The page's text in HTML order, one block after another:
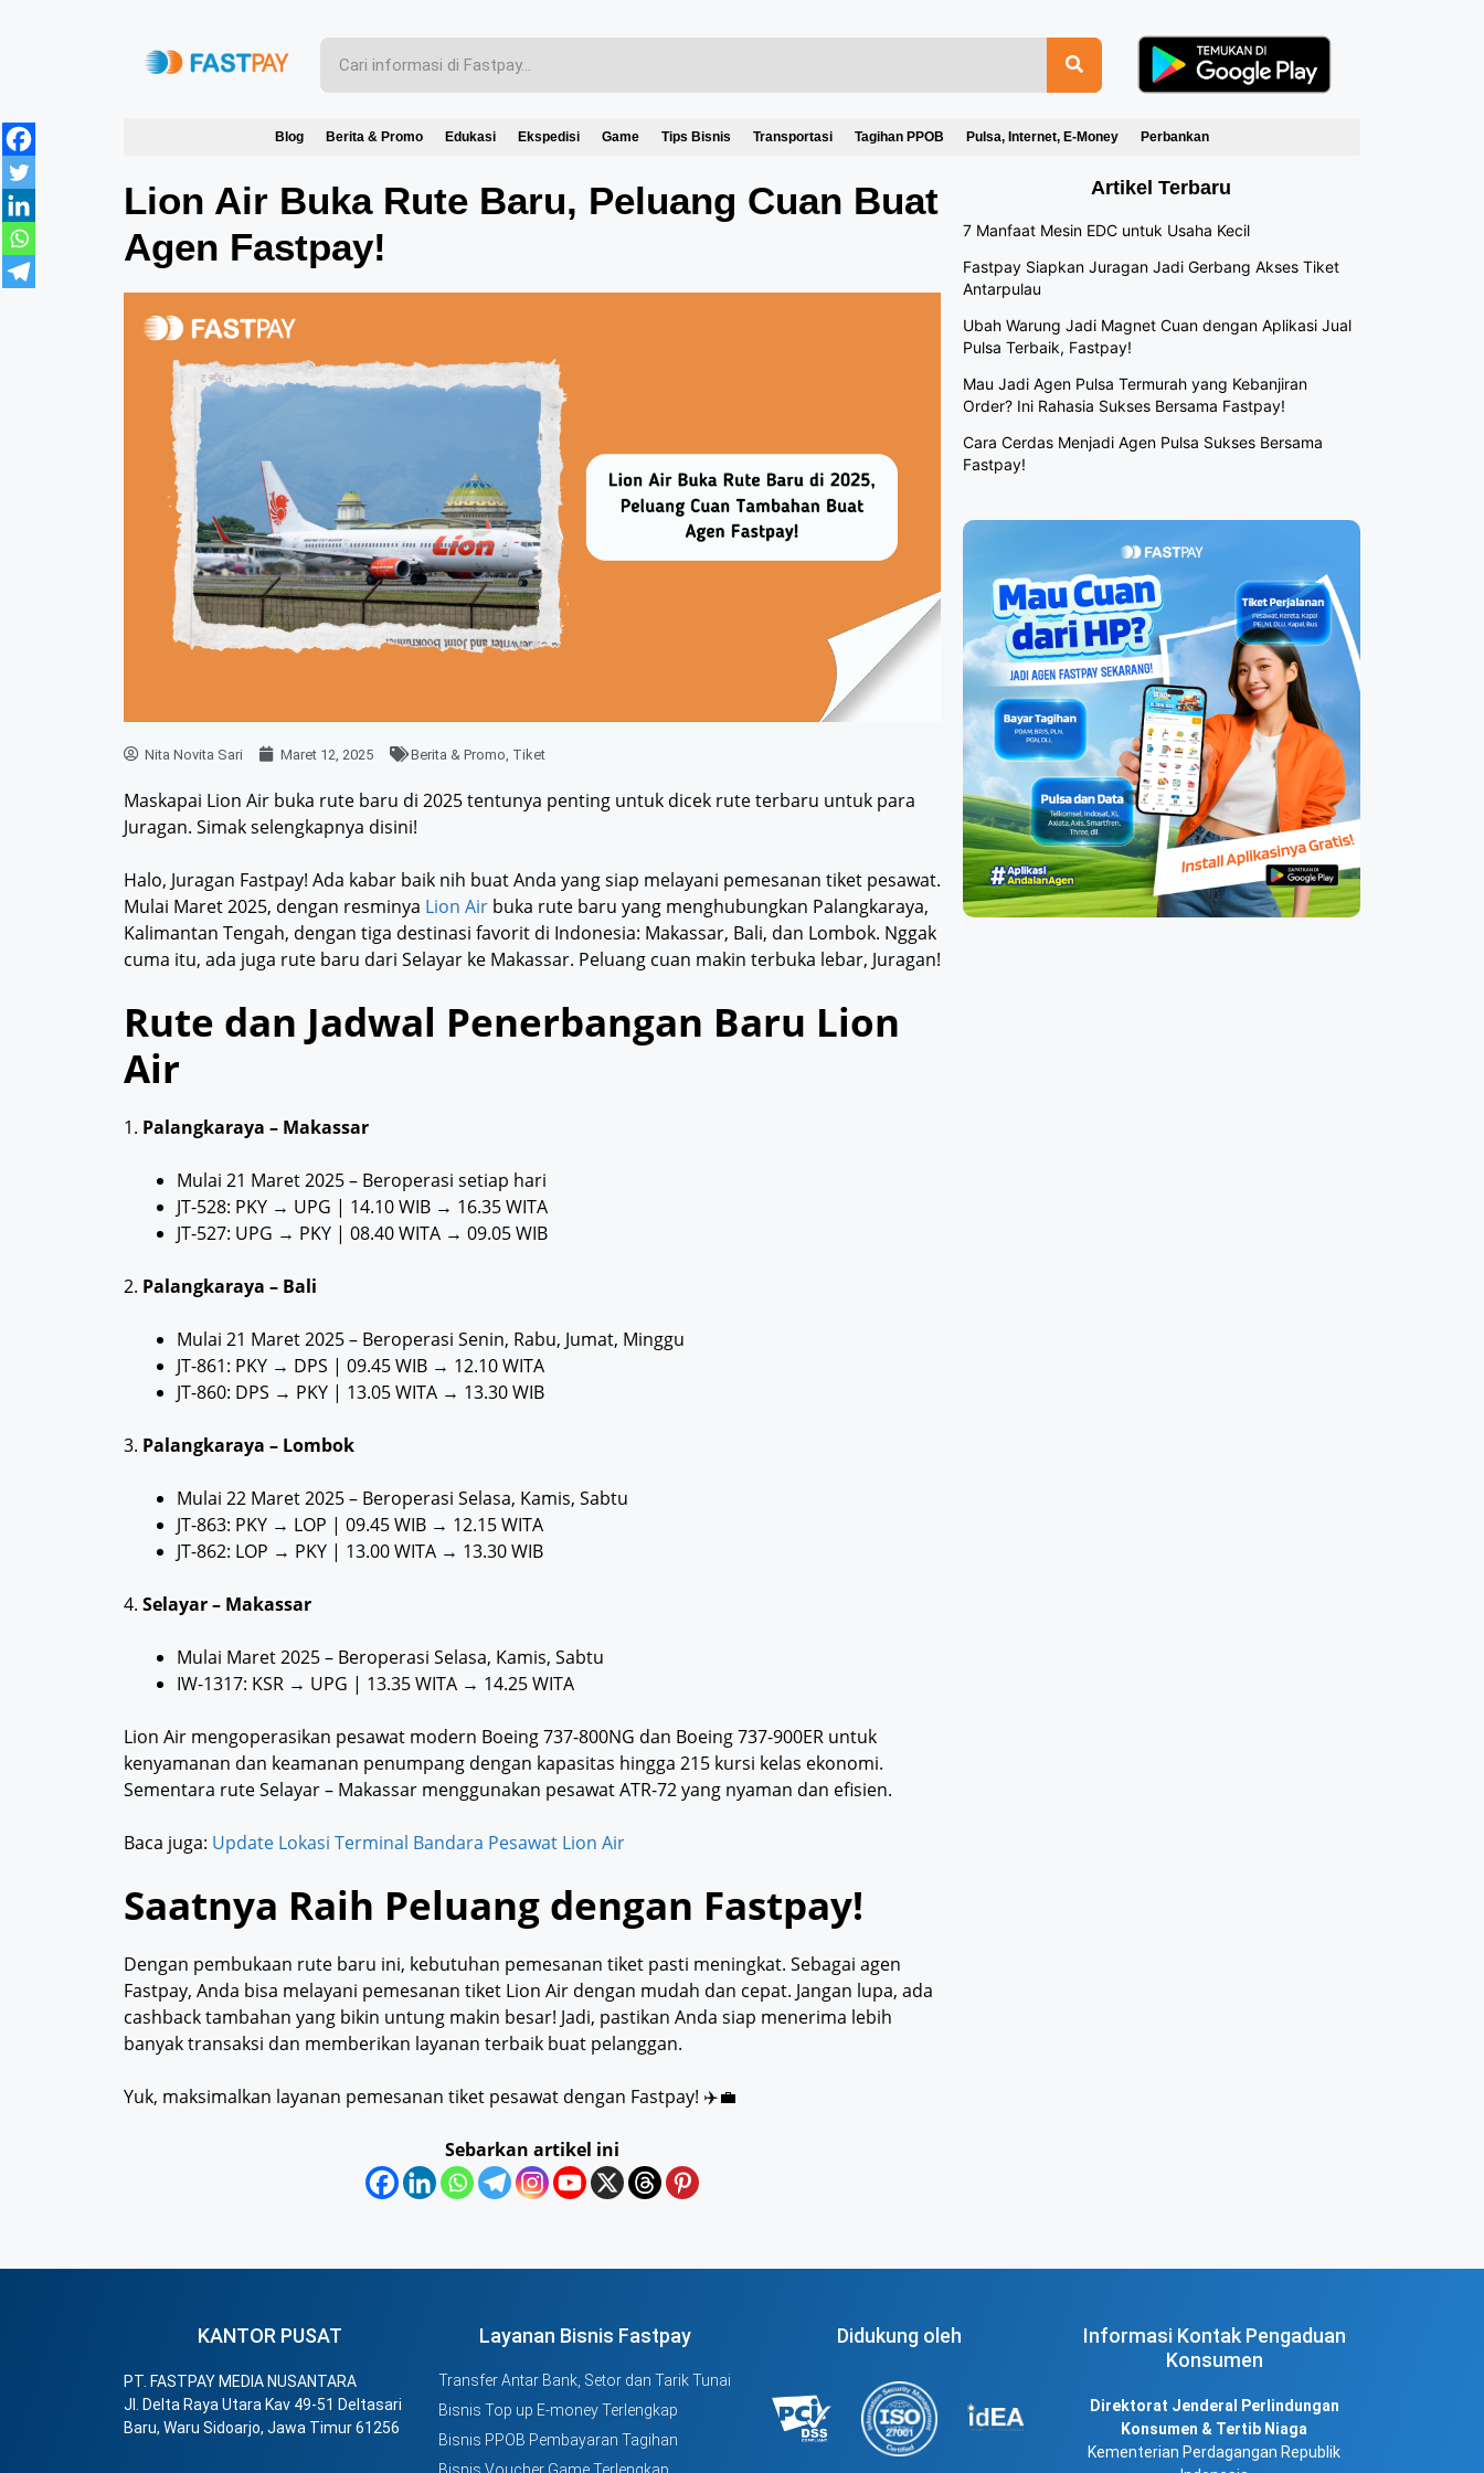
Blog Berita & Promo Edukasi Ekspedisi Game Tips Bisnis Transportasi Tagihan PPOB Pulsa, Internet, E-Money Perbankan
Lion Air Buka Rute Baru, Peluang Cuan Buat
Agen Fastpay!
Nita Novita Sari Maret 12, 2025 Berita & Promo Tiket
Maskapai Lion Air buka rute baru di 2025 tentunya penting untuk dicek rute terbaru untuk para
Juragan. Simak selengkapnya disini!
Halo, Juragan Fastpay! Ada kabar baik nih buat Anda yang siap melayani pemesanan tiket pesawat.
Mulai Maret 2025, dengan resminya Lion Air buka rute baru yang menghubungkan Palangkaraya,
Kalimantan Tengah, dengan tiga destinasi favorit di Indonesia: Makassar, Bali, dan Lombok. Nggak
cuma itu, ada juga rute baru dari Selayar ke Makassar. Peluang cuan makin terbuka lebar, Juragan!
Rute dan Jadwal Penerbangan Baru Lion
Air
1. Palangkaraya – Makassar
Mulai 21 Maret 2025 – Beroperasi setiap hari
JT-528: PKY → UPG | 14.10 WIB → 16.35 WITA
JT-527: UPG → PKY | 08.40 WITA → 09.05 WIB
2. Palangkaraya – Bali
Mulai 21 Maret 2025 – Beroperasi Senin, Rabu, Jumat, Minggu
JT-861: PKY → DPS | 09.45 WIB → 12.10 WITA
JT-860: DPS → PKY | 13.05 WITA → 13.30 WIB
3. Palangkaraya – Lombok
Mulai 22 Maret 2025 – Beroperasi Selasa, Kamis, Sabtu
JT-863: PKY → LOP | 09.45 WIB → 12.15 WITA
JT-862: LOP → PKY | 13.00 WITA → 13.30 WIB
4. Selayar – Makassar
Mulai Maret 2025 – Beroperasi Selasa, Kamis, Sabtu
IW-1317: KSR → UPG | 13.35 WITA → 14.25 WITA
Lion Air mengoperasikan pesawat modern Boeing 737-800NG dan Boeing 737-900ER untuk
kenyamanan dan keamanan penumpang dengan kapasitas hingga 215 kursi kelas ekonomi.
Sementara rute Selayar – Makassar menggunakan pesawat ATR-72 yang nyaman dan efisien.
Baca juga: Update Lokasi Terminal Bandara Pesawat Lion Air
Saatnya Raih Peluang dengan Fastpay!
Dengan pembukaan rute baru ini, kebutuhan pemesanan tiket pasti meningkat. Sebagai agen
Fastpay, Anda bisa melayani pemesanan tiket Lion Air dengan mudah dan cepat. Jangan lupa, ada
cashback tambahan yang bikin untung makin besar! Jadi, pastikan Anda siap menerima lebih
banyak transaksi dan memberikan layanan terbaik buat pelanggan.
Yuk, maksimalkan layanan pemesanan tiket pesawat dengan Fastpay! ✈️💼
Sebarkan artikel ini
Artikel Terbaru
7 Manfaat Mesin EDC untuk Usaha Kecil
Fastpay Siapkan Juragan Jadi Gerbang Akses Tiket
Antarpulau
Ubah Warung Jadi Magnet Cuan dengan Aplikasi Jual
Pulsa Terbaik, Fastpay!
Mau Jadi Agen Pulsa Termurah yang Kebanjiran
Order? Ini Rahasia Sukses Bersama Fastpay!
Cara Cerdas Menjadi Agen Pulsa Sukses Bersama
Fastpay!
KANTOR PUSAT
PT. FASTPAY MEDIA NUSANTARA
Jl. Delta Raya Utara Kav 49-51 Deltasari
Baru, Waru Sidoarjo, Jawa Timur 61256
Layanan Bisnis Fastpay
Transfer Antar Bank, Setor dan Tarik Tunai
Bisnis Top up E-money Terlengkap
Bisnis PPOB Pembayaran Tagihan
Didukung oleh
Informasi Kontak Pengaduan
Konsumen
Direktorat Jenderal Perlindungan
Konsumen & Tertib Niaga
Kementerian Perdagangan Republik